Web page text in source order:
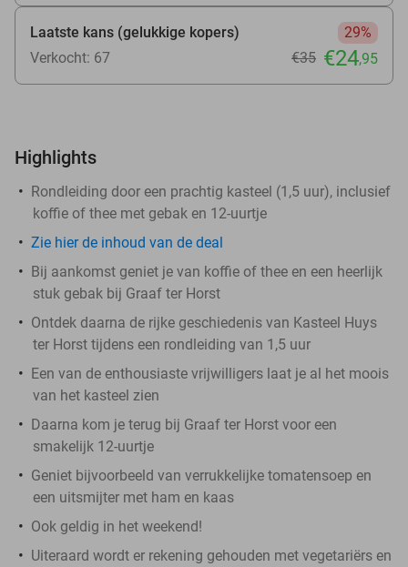
Laatste kans (gelukkige kopers)
29%
Verkocht: 67
€35 €24,95
Highlights
Rondleiding door een prachtig kasteel (1,5 uur), inclusief
koffie of thee met gebak en 12-uurtje
Zie hierde inhoud van de deal
Bij aankomst geniet je van koffie of thee en een heerlijk
stuk gebak bij Graaf ter Horst
Ontdek daarna de rijke geschiedenis van Kasteel Huys
ter Horst tijdens een rondleiding van 1,5 uur
Een van de enthousiaste vrijwilligers laat je al het moois
van het kasteel zien
Daarna kom je terug bij Graaf ter Horst voor een
smakelijk 12-uurtje
Geniet bijvoorbeeld van verrukkelijke tomatensoep en
een uitsmijter met ham en kaas
Ook geldig in het weekend!
Uiteraard wordt er rekening gehouden met vegetariërs en